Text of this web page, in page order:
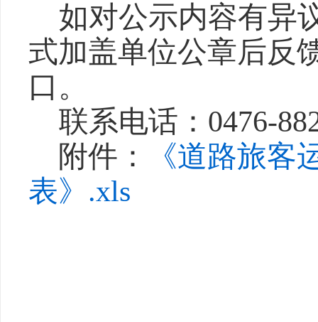
如对公示内容有异
式加盖单位公章后反
口 。
联系电话： 0476-
附件：
《道路旅客
表》.xls